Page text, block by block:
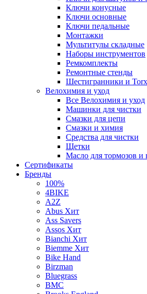
Ключи конусные
Ключи основные
Ключи педальные
Монтажки
Мультитулы складные
Наборы инструментов
Ремкомплекты
Ремонтные стенды
Шестигранники и Torx
Велохимия и уход
Все Велохимия и уход
Машинки для чистки
Смазки для цепи
Смазки и химия
Средства для чистки
Щетки
Масло для тормозов и
Сертификаты
Бренды
100%
4BIKE
A2Z
Abus Хит
Ass Savers
Assos Хит
Bianchi Хит
Biemme Хит
Bike Hand
Birzman
Bluegrass
BMC